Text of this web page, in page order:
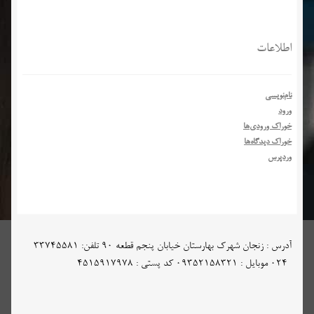
اطلاعات
نام‌نویسی
ورود
خوراک ورودی‌ها
خوراک دیدگاه‌ها
وردپرس
آدرس : زنجان شهرک بهارستان خیابان پنجم قطعه 90 تلفن: 33745581